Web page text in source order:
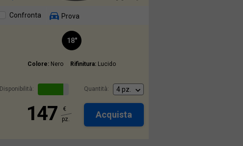
Confronta Prova
18"
Colore: Nero Rifinitura: Lucido
Disponibilità: Quantità:
147
€
pz.
Acquista